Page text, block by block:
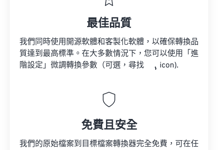
最佳品質
我們同時使用開源軟體和客製化軟體，以確保轉換品
質達到最高標準。在大多數情況下，您可以使用「進
階設定」微調轉換參數（可選，尋找
icon).
免費且安全
我們的原始檔案到目標檔案轉換器完全免費，可在任